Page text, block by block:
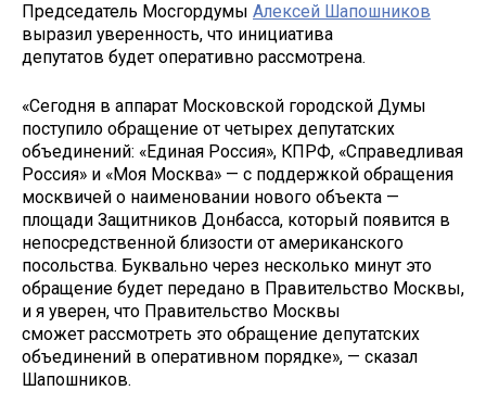
Председатель Мосгордумы Алексей Шапошников
выразил уверенность, что инициатива
депутатов будет оперативно рассмотрена.
«Сегодня в аппарат Московской городской Думы
поступило обращение от четырех депутатских
объединений: «Единая Россия», КПРФ, «Справедливая
Россия» и «Моя Москва» — с поддержкой обращения
москвичей о наименовании нового объекта —
площади Защитников Донбасса, который появится в
непосредственной близости от американского
посольства. Буквально через несколько минут это
обращение будет передано в Правительство Москвы,
и я уверен, что Правительство Москвы
сможет рассмотреть это обращение депутатских
объединений в оперативном порядке», — сказал
Шапошников.